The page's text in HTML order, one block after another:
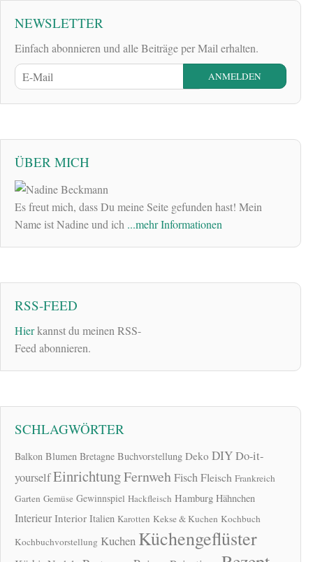
NEWSLETTER
Einfach abonnieren und alle Beiträge per Mail erhalten.
ÜBER MICH
Es freut mich, dass Du meine Seite gefunden hast! Mein
Name ist Nadine und ich ...mehr Informationen
RSS-FEED
Hierkannst du meinen RSS-
Feed abonnieren.
SCHLAGWÖRTER
Balkon Blumen Bretagne Buchvorstellung Deko DIYDo-it-
yourselfEinrichtungFernwehFischFleisch Frankreich
Garten Gemüse Gewinnspiel Hackfleisch Hamburg Hähnchen
Interieur Interior Italien Karotten Kekse & Kuchen Kochbuch
Kochbuchvorstellung Kuchen Küchengeflüster